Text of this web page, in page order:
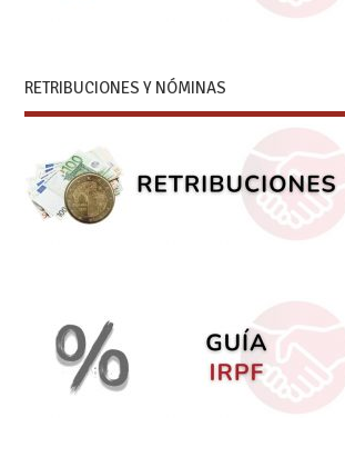
RETRIBUCIONES Y NÓMINAS